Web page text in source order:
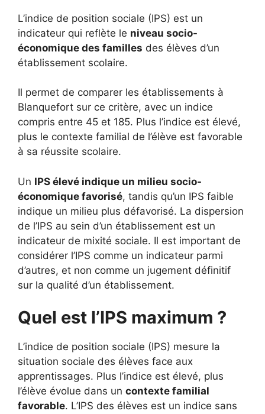
L’indice de position sociale (IPS) est un
indicateur qui reflète le niveau socio-
économique des familles des élèves d’un
établissement scolaire.
Il permet de comparer les établissements à
Blanquefort sur ce critère, avec un indice
compris entre 45 et 185. Plus l’indice est élevé,
plus le contexte familial de l’élève est favorable
à sa réussite scolaire.
Un IPS élevé indique un milieu socio-
économique favorisé, tandis qu’un IPS faible
indique un milieu plus défavorisé. La dispersion
de l’IPS au sein d’un établissement est un
indicateur de mixité sociale. Il est important de
considérer l’IPS comme un indicateur parmi
d’autres, et non comme un jugement définitif
sur la qualité d’un établissement.
Quel est l’IPS maximum ?
L’indice de position sociale (IPS) mesure la
situation sociale des élèves face aux
apprentissages. Plus l’indice est élevé, plus
l’élève évolue dans un contexte familial
favorable. L’IPS des élèves est un indice sans